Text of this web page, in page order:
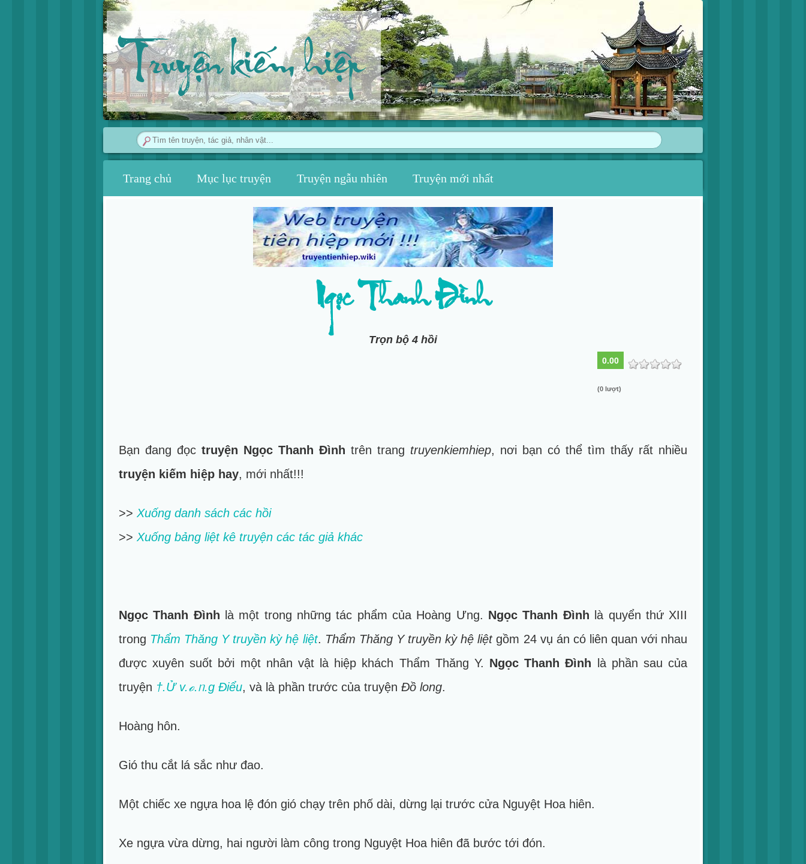
Truyện kiếm hiệp
Trang chủ Mục lục truyện Truyện ngẫu nhiên Truyện mới nhất
Ngọc Thanh Đình
Trọn bộ 4 hồi
0.00
(0 lượt)
Bạn đang đọc truyện Ngọc Thanh Đình trên trang truyenkiemhiep, nơi bạn có thể tìm thấy rất nhiều
truyện kiếm hiệp hay, mới nhất!!!
>> Xuống danh sách các hồi
>> Xuống bảng liệt kê truyện các tác giả khác
Ngọc Thanh Đình là một trong những tác phẩm của Hoàng Ưng. Ngọc Thanh Đình là quyển thứ XIII
trong Thẩm Thăng Y truyền kỳ hệ liệt. Thẩm Thăng Y truyền kỳ hệ liệtgồm 24 vụ án có liên quan với nhau
được xuyên suốt bởi một nhân vật là hiệp khách Thẩm Thăng Y. Ngọc Thanh Đình là phần sau của
truyện †.Ử v.ℴ.ᥒ.g Điểu, và là phần trước của truyện Đồ long.
Hoàng hôn.
Gió thu cắt lá sắc như đao.
Một chiếc xe ngựa hoa lệ đón gió chạy trên phố dài, dừng lại trước cửa Nguyệt Hoa hiên.
Xe ngựa vừa dừng, hai người làm công trong Nguyệt Hoa hiên đã bước tới đón.